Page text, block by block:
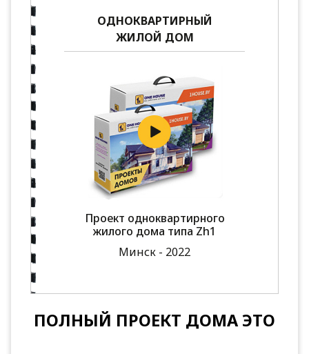
ОДНОКВАРТИРНЫЙ
ЖИЛОЙ ДОМ
Проект одноквартирного
жилого дома типа Zh1
Минск - 2022
ПОЛНЫЙ ПРОЕКТ ДОМА ЭТО